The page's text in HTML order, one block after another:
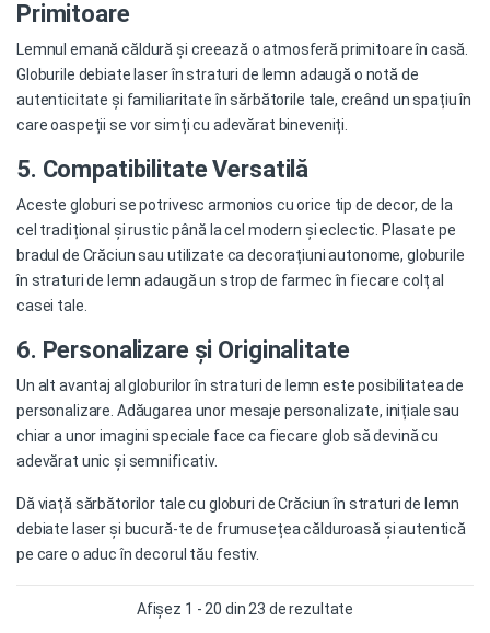
Primitoare
Lemnul emană căldură și creează o atmosferă primitoare în casă.
Globurile debiate laser în straturi de lemn adaugă o notă de
autenticitate și familiaritate în sărbătorile tale, creând un spațiu în
care oaspeții se vor simți cu adevărat bineveniți.
5. Compatibilitate Versatilă
Aceste globuri se potrivesc armonios cu orice tip de decor, de la
cel tradițional și rustic până la cel modern și eclectic. Plasate pe
bradul de Crăciun sau utilizate ca decorațiuni autonome, globurile
în straturi de lemn adaugă un strop de farmec în fiecare colț al
casei tale.
6. Personalizare și Originalitate
Un alt avantaj al globurilor în straturi de lemn este posibilitatea de
personalizare. Adăugarea unor mesaje personalizate, inițiale sau
chiar a unor imagini speciale face ca fiecare glob să devină cu
adevărat unic și semnificativ.
Dă viață sărbătorilor tale cu globuri de Crăciun în straturi de lemn
debiate laser și bucură-te de frumusețea călduroasă și autentică
pe care o aduc în decorul tău festiv.
Afișez 1 - 20 din 23 de rezultate